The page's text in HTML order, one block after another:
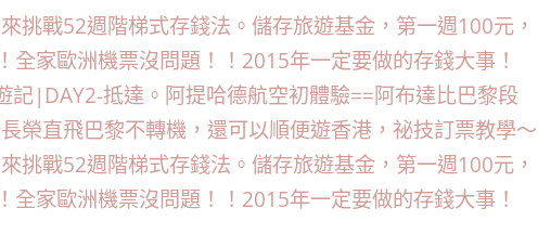
挑戰52週階梯式存錢法。儲存旅遊基金，第一週100元，
全家歐洲機票沒問題！！2015年一定要做的存錢大事！
記|DAY2-抵達。阿提哈德航空初體驗==阿布達比巴黎段
榮直飛巴黎不轉機，還可以順便遊香港，祕技訂票教學～
挑戰52週階梯式存錢法。儲存旅遊基金，第一週100元，
全家歐洲機票沒問題！！2015年一定要做的存錢大事！